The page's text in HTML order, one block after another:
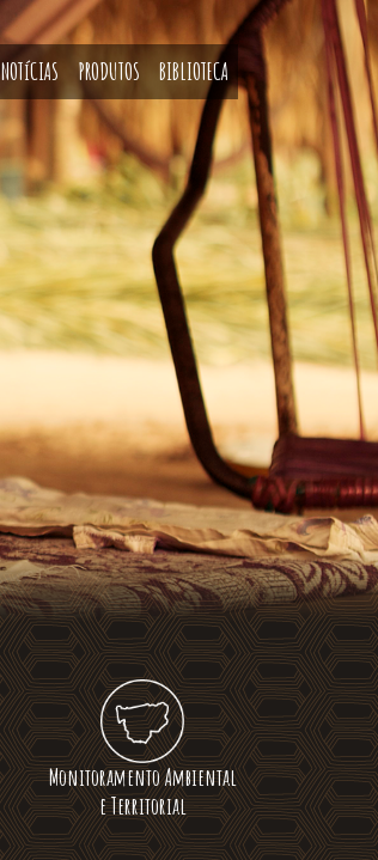
NOTíCIAS PRODUTOS BIBLIOTECA
Monitoramento Ambiental
e Territorial